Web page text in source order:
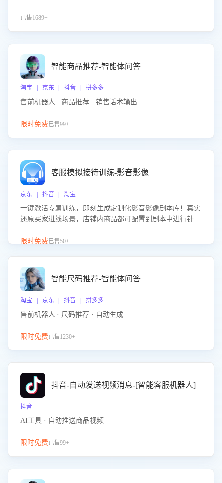
已售1689+
智能商品推荐-智能体问答
淘宝 | 京东 | 抖音 | 拼多多
售前机器人 · 商品推荐 · 销售话术输出
限时免费已售99+
客服模拟接待训练-影音影像
京东 | 抖音 | 淘宝
一键激活专属训练，即刻生成定制化影音影像剧本库！真实
还原买家进线场景，店铺内商品都可配置到剧本中进行针对
击 “立即开通”，快速获取影音影像类目剧本，一键开启客服
限时免费已售50+
智能尺码推荐-智能体问答
淘宝 | 京东 | 抖音 | 拼多多
售前机器人 · 尺码推荐 · 自动生成
限时免费已售1230+
抖音-自动发送视频消息-[智能客服机器人]
抖音
AI工具 · 自动推送商品视频
限时免费已售99+